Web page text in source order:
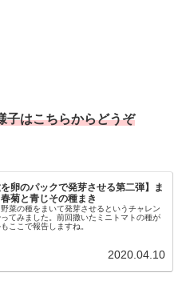
子はこちらからどうぞ
を卵のパックで発芽させる第二弾】ま
菊と青じその種まき
菜の種をまいて発芽させるというチャレン
てみました。前回撒いたミニトマトの種が
ここで報告しますね。
2020.04.10